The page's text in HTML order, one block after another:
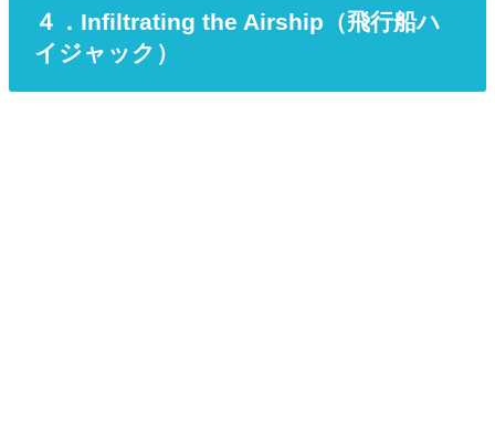
４．Infiltrating the Airship（飛行船ハ
イジャック）